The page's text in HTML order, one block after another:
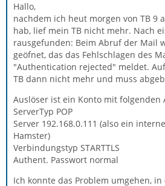
Hallo,
nachdem ich heut morgen von TB 9
hab, lief mein TB nicht mehr. Nach
rausgefunden: Beim Abruf der Mail
geöfnet, das das Fehlschlagen des
"Authentication rejected" meldet.
TB dann nicht mehr und muss
Auslöser ist ein Konto mit folgenden
ServerTyp POP
Server 192.168.0.111 (also ein
Hamster)
Verbindungstyp STARTTLS
Authent. Passwort normal
Ich konnte das Problem umgehen,